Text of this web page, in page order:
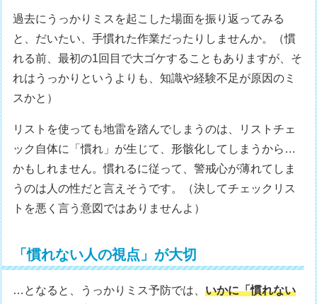
過去にうっかりミスを起こした場面を振り返ってみる
と、だいたい、手慣れた作業だったりしませんか。（慣
れる前、最初の1回目で大ゴケすることもありますが、そ
れはうっかりというよりも、知識や経験不足が原因のミ
スかと）
リストを使っても地雷を踏んでしまうのは、リストチェ
ック自体に「慣れ」が生じて、形骸化してしまうから…
かもしれません。慣れるに従って、警戒心が薄れてしま
うのは人の性だと言えそうです。（決してチェックリス
トを悪く言う意図ではありませんよ）
「慣れない人の視点」が大切
…となると、うっかりミス予防では、いかに「慣れない